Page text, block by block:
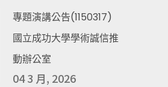
專題演講公告(1150317)
國立成功大學學術誠信推
動辦公室
04 3 月, 2026